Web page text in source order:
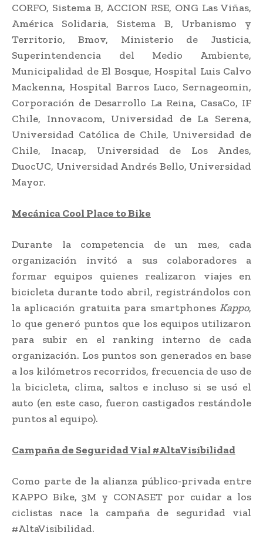
CORFO, Sistema B, ACCION RSE, ONG Las Viñas,
América Solidaria, Sistema B, Urbanismo y
Territorio, Bmov, Ministerio de Justicia,
Superintendencia del Medio Ambiente,
Municipalidad de El Bosque, Hospital Luis Calvo
Mackenna, Hospital Barros Luco, Sernageomin,
Corporación de Desarrollo La Reina, CasaCo, IF
Chile, Innovacom, Universidad de La Serena,
Universidad Católica de Chile, Universidad de
Chile, Inacap, Universidad de Los Andes,
DuocUC, Universidad Andrés Bello, Universidad
Mayor.
Mecánica Cool Place to Bike
Durante la competencia de un mes, cada
organización invitó a sus colaboradores a
formar equipos quienes realizaron viajes en
bicicleta durante todo abril, registrándolos con
la aplicación gratuita para smartphones Kappo,
lo que generó puntos que los equipos utilizaron
para subir en el ranking interno de cada
organización. Los puntos son generados en base
a los kilómetros recorridos, frecuencia de uso de
la bicicleta, clima, saltos e incluso si se usó el
auto (en este caso, fueron castigados restándole
puntos al equipo).
Campaña de Seguridad Vial #AltaVisibilidad
Como parte de la alianza público-privada entre
KAPPO Bike, 3M y CONASET por cuidar a los
ciclistas nace la campaña de seguridad vial
#AltaVisibilidad.